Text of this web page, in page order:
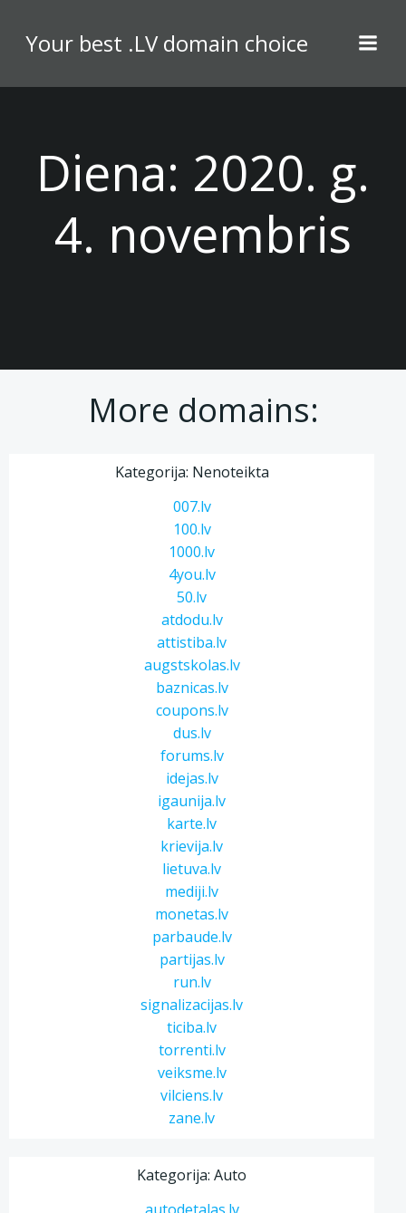
content
Your best .LV domain choice
Diena: 2020. g.
4. novembris
More domains:
Kategorija: Nenoteikta
007.lv
100.lv
1000.lv
4you.lv
50.lv
atdodu.lv
attistiba.lv
augstskolas.lv
baznicas.lv
coupons.lv
dus.lv
forums.lv
idejas.lv
igaunija.lv
karte.lv
krievija.lv
lietuva.lv
mediji.lv
monetas.lv
parbaude.lv
partijas.lv
run.lv
signalizacijas.lv
ticiba.lv
torrenti.lv
veiksme.lv
vilciens.lv
zane.lv
Kategorija: Auto